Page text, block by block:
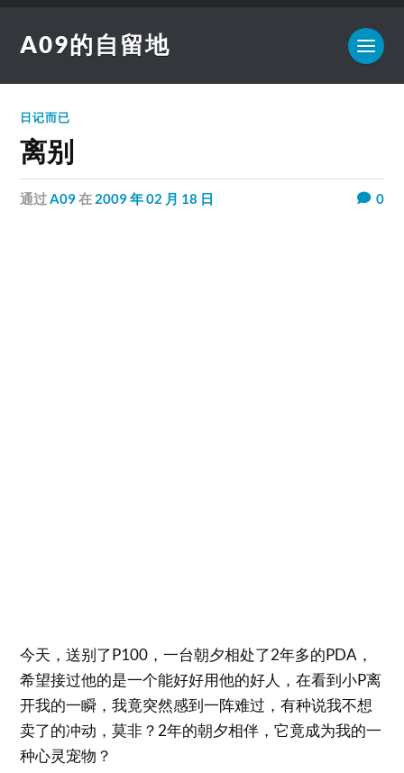
A09的自留地
日记而已
离别
通过A09在 2009 年 02 月 18 日 0
今天，送别了P100，一台朝夕相处了2年多的PDA，
希望接过他的是一个能好好用他的好人，在看到小P离
开我的一瞬，我竟突然感到一阵难过，有种说我不想
卖了的冲动，莫非？2年的朝夕相伴，它竟成为我的一
种心灵宠物？